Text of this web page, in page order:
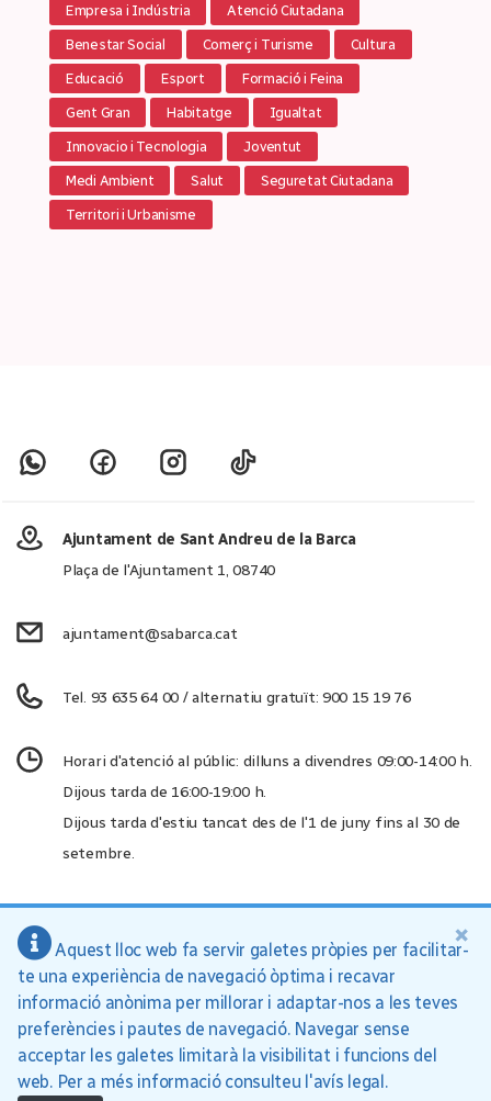
Empresa i Indústria Atenció Ciutadana
Benestar Social Comerç i Turisme Cultura
Educació Esport Formació i Feina
Gent Gran Habitatge Igualtat
Innovacio i Tecnologia Joventut
Medi Ambient Salut Seguretat Ciutadana
Territori i Urbanisme
Ajuntament de Sant Andreu de la Barca
Plaça de l'Ajuntament 1, 08740
ajuntament@sabarca.cat
Tel. 93 635 64 00 / alternatiu gratuït: 900 15 19 76
Horari d'atenció al públic: dilluns a divendres 09:00-14:00 h.
Dijous tarda de 16:00-19:00 h.
Dijous tarda d'estiu tancat des de l'1 de juny fins al 30 de
setembre.
Ajuntament de Sant Andreu de la Barca, 2026
Política de privacitat
Aquest lloc web fa servir galetes pròpies per facilitar-
te una experiència de navegació òptima i recavar
informació anònima per millorar i adaptar-nos a les teves
preferències i pautes de navegació. Navegar sense
acceptar les galetes limitarà la visibilitat i funcions del
web. Per a més informació consulteu l'avís legal.
×